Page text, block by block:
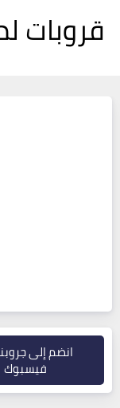
قروبات
انضم إلى
فيسبوك